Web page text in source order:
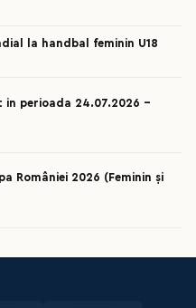
la handbal feminin U18
perioada 24.07.2026 –
României 2026 (Feminin și